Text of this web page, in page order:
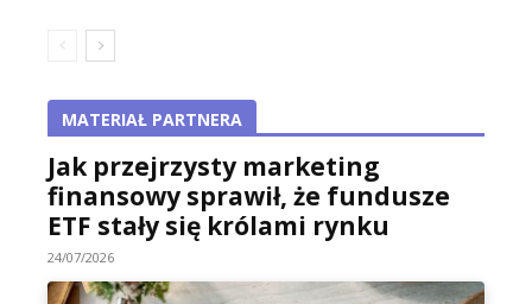
MATERIAŁ PARTNERA
Jak przejrzysty marketing
finansowy sprawił, że fundusze
ETF stały się królami rynku
24/07/2026